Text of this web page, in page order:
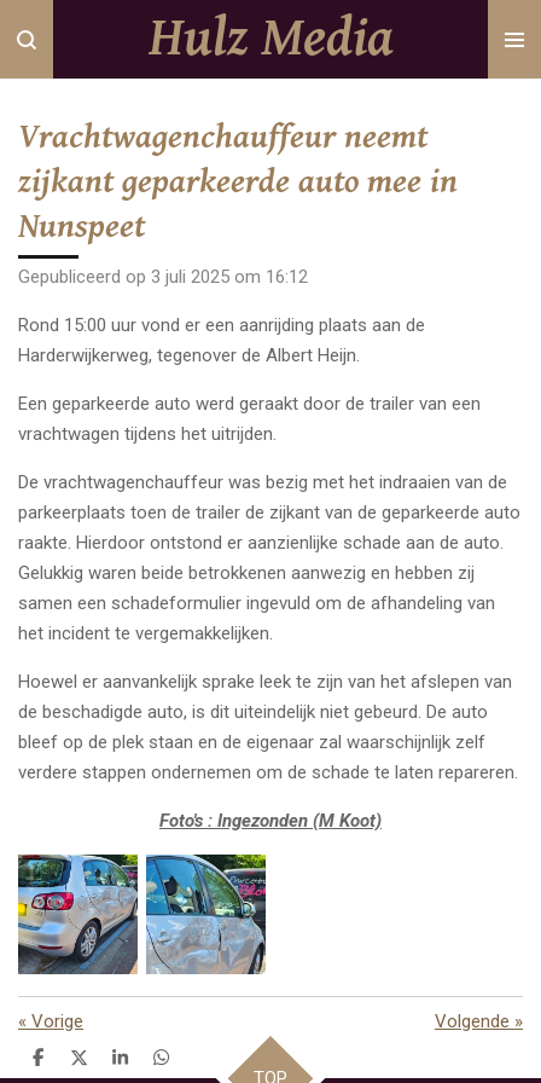
Ga
direct
hoofdinhoud
Hulz Media
Vrachtwagenchauffeur neemt
zijkant geparkeerde auto mee in
Nunspeet
Gepubliceerd op 3 juli 2025 om 16:12
Rond 15:00 uur vond er een aanrijding plaats aan de
Harderwijkerweg, tegenover de Albert Heijn.
Een geparkeerde auto werd geraakt door de trailer van een
vrachtwagen tijdens het uitrijden.
De vrachtwagenchauffeur was bezig met het indraaien van de
parkeerplaats toen de trailer de zijkant van de geparkeerde auto
raakte. Hierdoor ontstond er aanzienlijke schade aan de auto.
Gelukkig waren beide betrokkenen aanwezig en hebben zij
samen een schadeformulier ingevuld om de afhandeling van
het incident te vergemakkelijken.
Hoewel er aanvankelijk sprake leek te zijn van het afslepen van
de beschadigde auto, is dit uiteindelijk niet gebeurd. De auto
bleef op de plek staan en de eigenaar zal waarschijnlijk zelf
verdere stappen ondernemen om de schade te laten repareren.
Foto's : Ingezonden (M Koot)
« Vorige Volgende »
D
D
S
D
TOP